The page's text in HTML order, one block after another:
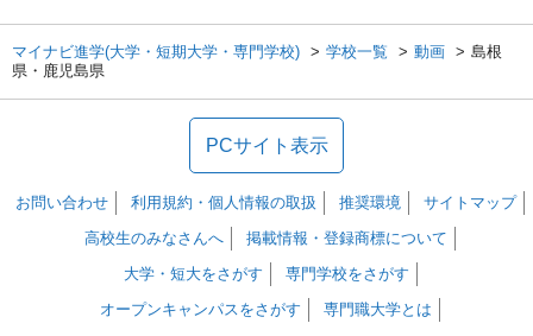
マイナビ進学(大学・短期大学・専門学校) 学校一覧 動画
島根
県・鹿児島県
PCサイト表示
お問い合わせ 利用規約・個人情報の取扱 推奨環境
サイトマップ
高校生のみなさんへ
掲載情報・登録商標について
大学・短大をさがす
専門学校をさがす
オープンキャンパスをさがす
専門職大学とは